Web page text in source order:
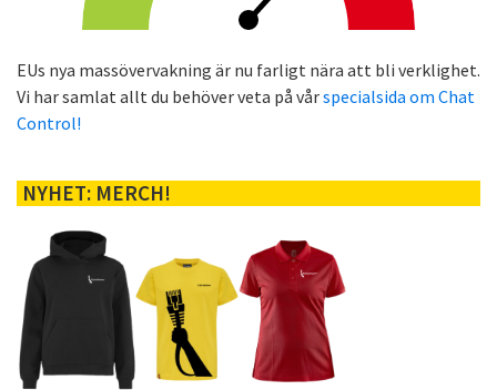
EUs nya massövervakning är nu farligt nära att bli verklighet.
Vi har samlat allt du behöver veta på vårspecialsida om Chat
Control!
NYHET: MERCH!